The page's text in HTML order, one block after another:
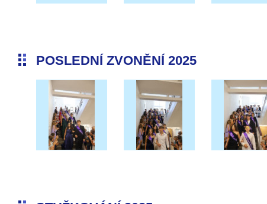
POSLEDNÍ ZVONĚNÍ 2025